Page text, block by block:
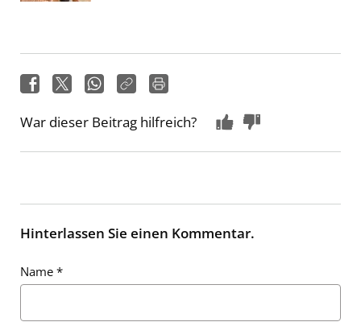
War dieser Beitrag hilfreich?
Hinterlassen Sie einen Kommentar.
Name *